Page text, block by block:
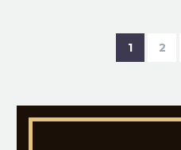
1 2